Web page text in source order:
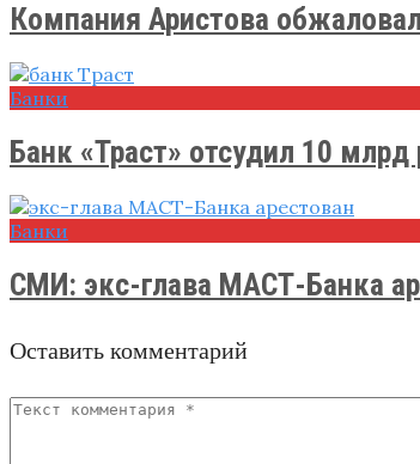
Компания Аристова
Банки
Банк «Траст» отсудил 10 млрд
Банки
СМИ: экс-глава МАСТ-Банка
Оставить комментарий